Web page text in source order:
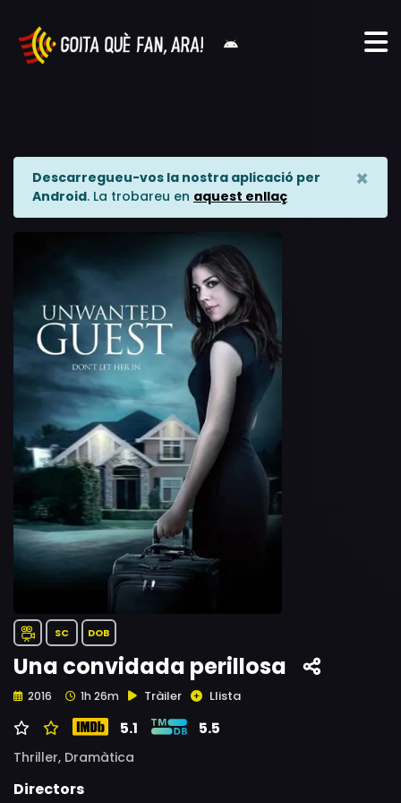
Descarregueu-vos la nostra aplicació per
Android. La trobareu en aquest enllaç
×
SC DOB
Una convidada perillosa
2016 1h 26m Tràiler Llista
5.1 5.5
Thriller, Dramàtica
Directors